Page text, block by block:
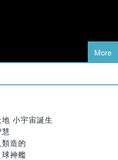
More
小宇宙誕生
造的
神艦